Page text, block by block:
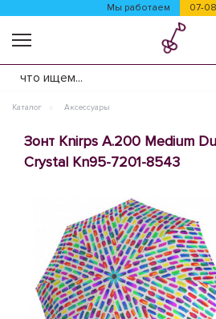
Мы работаем 07-
Каталог Аксессуары
Зонт Knirps A.200 Medium
Crystal Kn95-7201-8543